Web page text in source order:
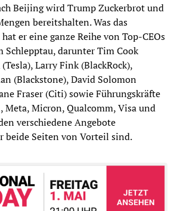
Beijing wird Trump Zuckerbrot und
bereitshalten. Was das
er eine ganze Reihe von Top-CEOs
Schlepptau, darunter Tim Cook
Larry Fink (BlackRock),
(Blackstone), David Solomon
Fraser (Citi) sowie Führungskräfte
Meta, Micron, Qualcomm, Visa und
verschiedene Angebote
beide Seiten von Vorteil sind.